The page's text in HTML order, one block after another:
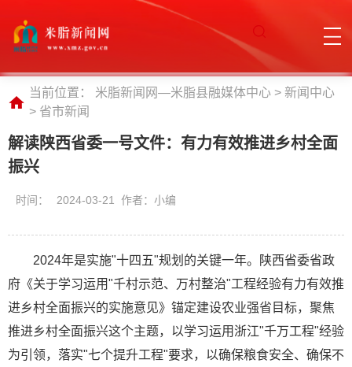
当前位置： 米脂新闻网—米脂县融媒体中心 > 新闻中心
> 省市新闻
解读陕西省委一号文件：有力有效推进乡村全面
振兴
时间： 2024-03-21 作者：小编
2024年是实施"十四五"规划的关键一年。陕西省委省政
府《关于学习运用"千村示范、万村整治"工程经验有力有效推
进乡村全面振兴的实施意见》锚定建设农业强省目标，聚焦
推进乡村全面振兴这个主题，以学习运用浙江"千万工程"经验
为引领，落实"七个提升工程"要求，以确保粮食安全、确保不